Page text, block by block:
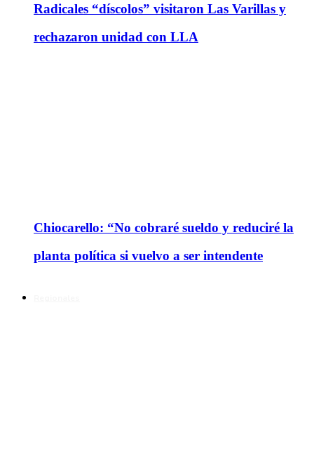
Radicales “díscolos” visitaron Las Varillas y
rechazaron unidad con LLA
Chiocarello: “No cobraré sueldo y reduciré la
planta política si vuelvo a ser intendente